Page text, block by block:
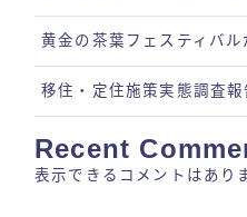
黄金の茶葉フェスティバ
移住・定住施策実態調査報
Recent
表示できるコメントはあり